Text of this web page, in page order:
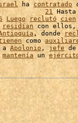
ha contratado
21
Luego reclutó cien
residían con ellos,
, donde
como
Apolonio , jefe de
mantenía un